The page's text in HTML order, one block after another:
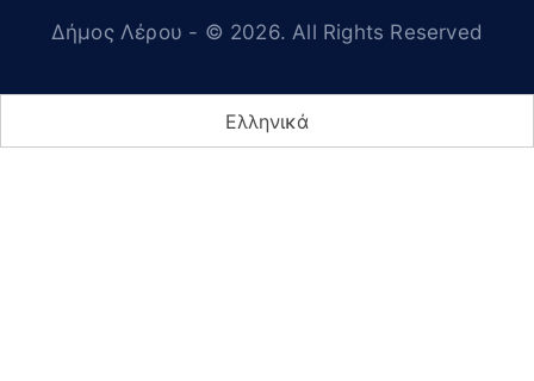
Δήμος Λέρου - © 2026. All Rights Reserved
Ελληνικά